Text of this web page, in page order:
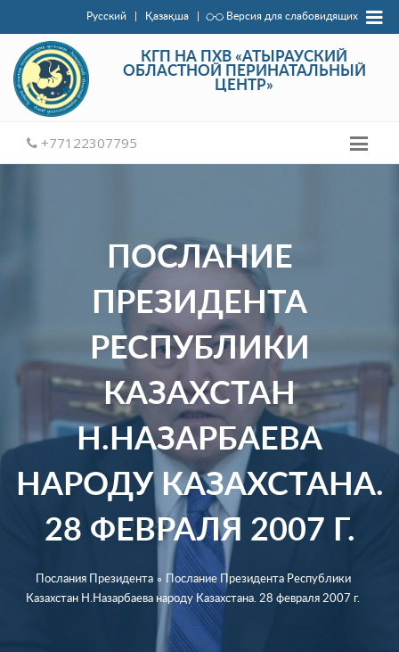
Версия для слабовидящих
Русский | Қазақша |
КГП НА ПХВ «АТЫРАУСКИЙ
ОБЛАСТНОЙ ПЕРИНАТАЛЬНЫЙ
ЦЕНТР»
+77122307795
ПОСЛАНИЕ
ПРЕЗИДЕНТА
РЕСПУБЛИКИ
КАЗАХСТАН
Н.НАЗАРБАЕВА
НАРОДУ КАЗАХСТАНА.
28 ФЕВРАЛЯ 2007 Г.
Послания Президента∘
Послание Президента Республики
Казахстан Н.Назарбаева народу Казахстана. 28 февраля 2007 г.